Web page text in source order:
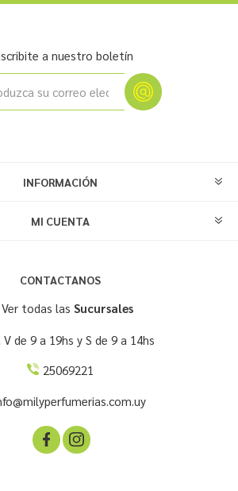
a nuestro boletín
INFORMACIÓN
MI CUENTA
CONTACTANOS
Ver todas las Sucursales
V de 9 a 19hs y S de 9 a 14hs
25069221